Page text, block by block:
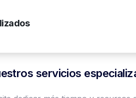
servicios